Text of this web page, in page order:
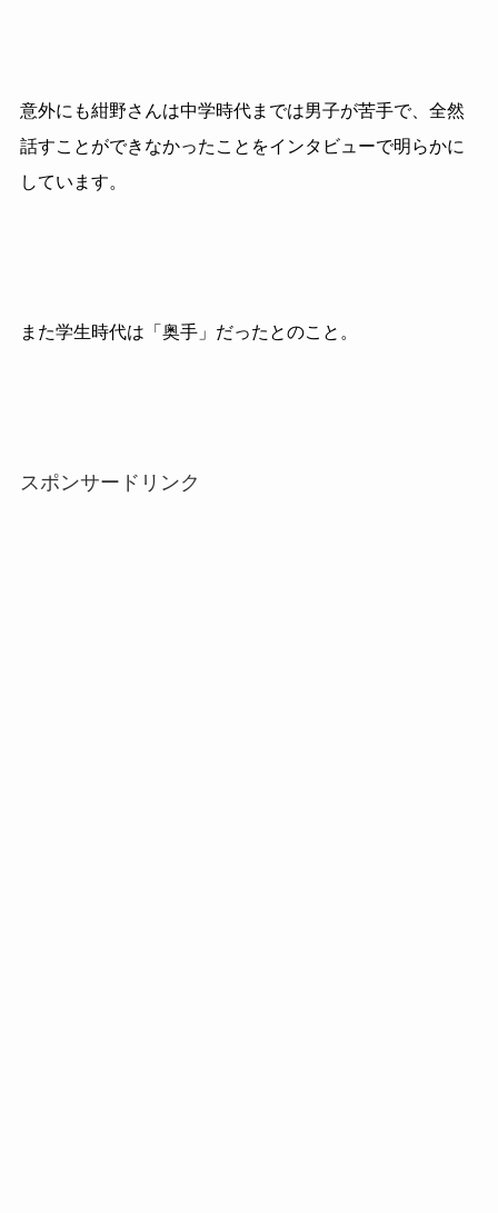
意外にも紺野さんは中学時代までは男子が苦手で、全然
話すことができなかったことをインタビューで明らかに
しています。
また学生時代は「奥手」だったとのこと。
スポンサードリンク